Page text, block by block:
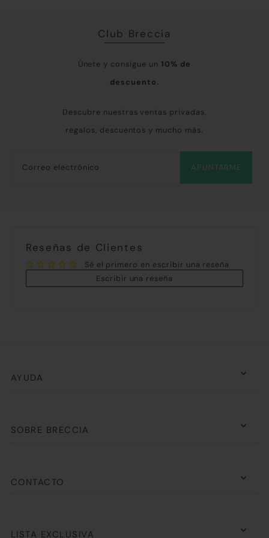
Club Breccia
Únete y consigue un 10% de
descuento.
Descubre nuestras ventas privadas,
regalos, descuentos y mucho más.
APUNTARME
Reseñas de Clientes
Sé el primero en escribir una reseña
Escribir una reseña
AYUDA
SOBRE BRECCIA
CONTACTO
LISTA EXCLUSIVA